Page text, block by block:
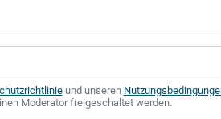
und unseren
Moderator freigeschaltet werden.